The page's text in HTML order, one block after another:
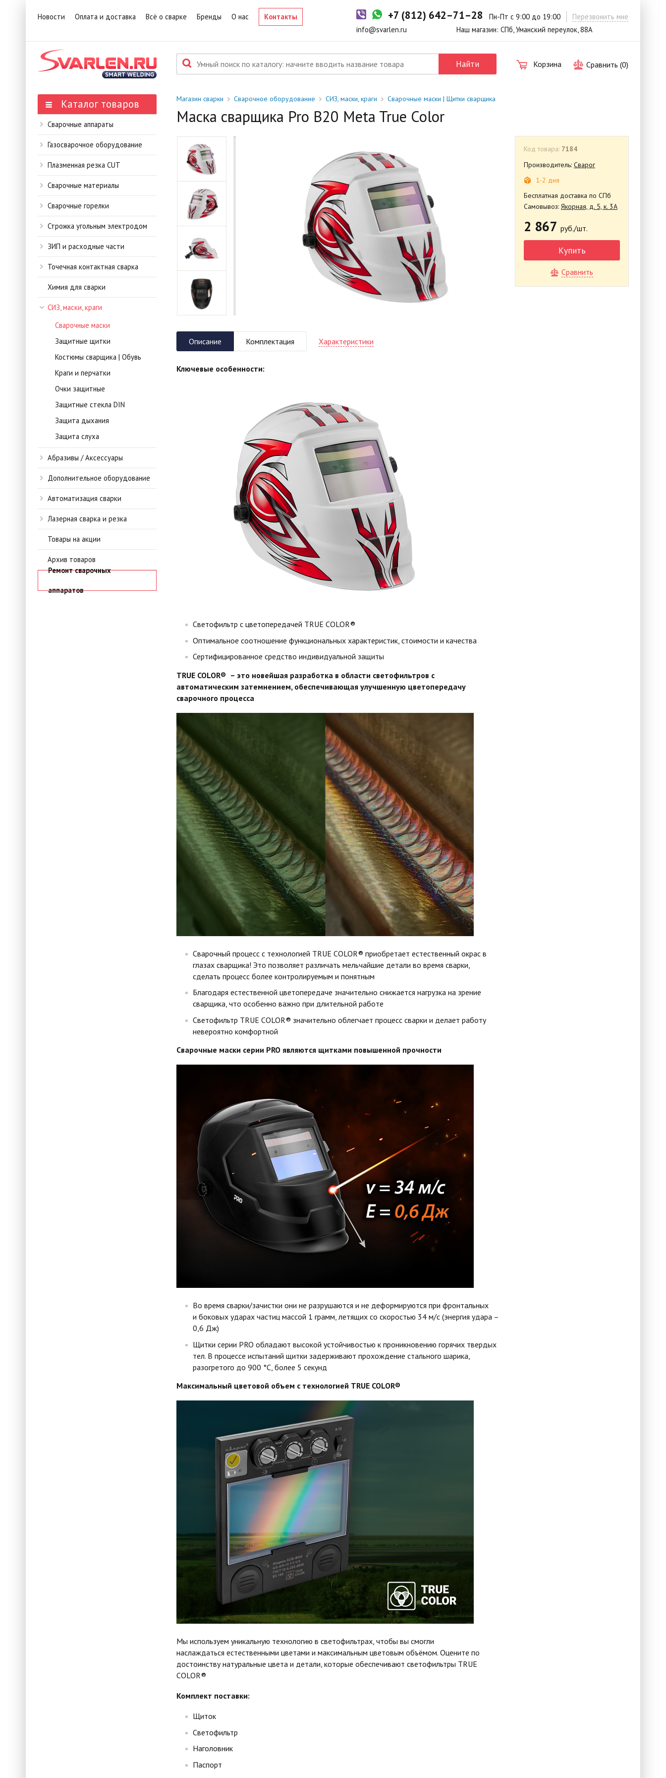
Товар в наличии на складе. Срок поставки в магазин: 1-2 рабочих дня.
Новости Оплата и доставка Всё о сварке Бренды О нас Контакты +7 (812) 642–71–28 Пн-Пт с 9:00 до 19:00
Перезвонить мне
info@svarlen.ru
Наш магазин: СПб, Уманский переулок, 88А
Найти Корзина Сравнить (0)
Каталог товаров
Сварочные аппараты
Газосварочное оборудование
Плазменная резка CUT
Сварочные материалы
Сварочные горелки
Строжка угольным электродом
ЗИП и расходные части
Точечная контактная сварка
Химия для сварки
СИЗ, маски, краги
Сварочные маски
Защитные щитки
Костюмы сварщика | Обувь
Краги и перчатки
Очки защитные
Защитные стекла DIN
Защита дыхания
Защита слуха
Абразивы / Аксессуары
Дополнительное оборудование
Автоматизация сварки
Лазерная сварка и резка
Товары на акции
Архив товаров
Ремонт сварочных
аппаратов
Магазин сварки Сварочное оборудование СИЗ, маски, краги Сварочные маски | Щитки сварщика
Маска сварщика Pro B20 Мeta True Color
Описание Комплектация Характеристики
Ключевые особенности:
Светофильтр с цветопередачей TRUE COLOR®
Оптимальное соотношение функциональных характеристик, стоимости и качества
Сертифицированное средство индивидуальной защиты
TRUE COLOR® – это новейшая разработка в области светофильтров с
автоматическим затемнением, обеспечивающая улучшенную цветопередачу
сварочного процесса
Сварочный процесс с технологией TRUE COLOR® приобретает естественный окрас в
глазах сварщика! Это позволяет различать мельчайшие детали во время сварки,
сделать процесс более контролируемым и понятным
Благодаря естественной цветопередаче значительно снижается нагрузка на зрение
сварщика, что особенно важно при длительной работе
Светофильтр TRUE COLOR® значительно облегчает процесс сварки и делает работу
невероятно комфортной
Сварочные маски серии PRO являются щитками повышенной прочности
Во время сварки/зачистки они не разрушаются и не деформируются при фронтальных
и боковых ударах частиц массой 1 грамм, летящих со скоростью 34 м/с (энергия удара –
0,6 Дж)
Щитки серии PRO обладают высокой устойчивостью к проникновению горячих твердых
тел. В процессе испытаний щитки задерживают прохождение стального шарика,
разогретого до 900 °С, более 5 секунд
Максимальный цветовой объем с технологией TRUE COLOR®
Мы используем уникальную технологию в светофильтрах, чтобы вы смогли
наслаждаться естественными цветами и максимальным цветовым объёмом. Оцените по
достоинству натуральные цвета и детали, которые обеспечивают светофильтры TRUE
COLOR®
Комплект поставки:
Щиток
Светофильтр
Наголовник
Паспорт
Код товара: 7184
Производитель: Сварог
1-2 дня
Бесплатная доставка по СПб
Самовывоз: Якорная, д. 5, к. 3А
2 867 руб./шт.
Купить
Сравнить